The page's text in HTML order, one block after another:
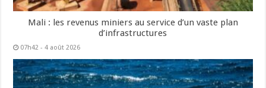
Mali : les revenus miniers au service d’un vaste plan
d’infrastructures
07h42 - 4 août 2026